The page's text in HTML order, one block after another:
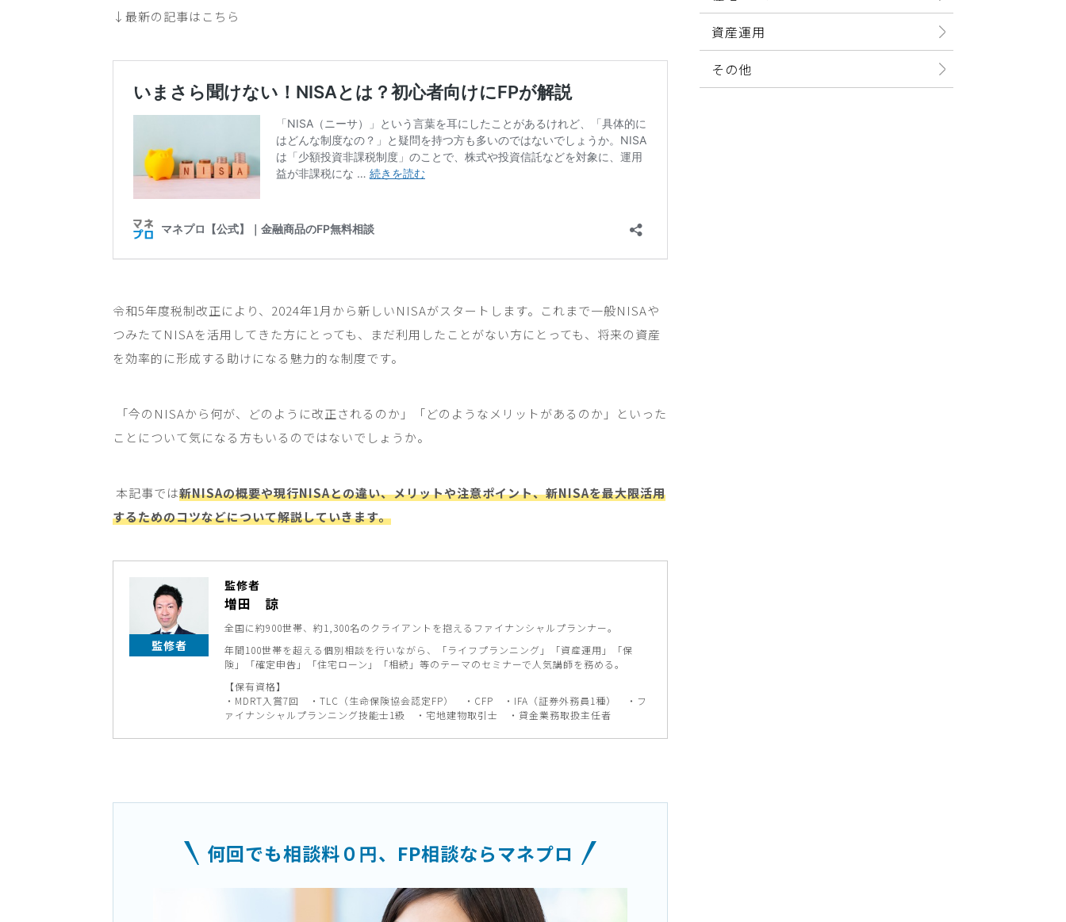
↓最新の記事はこちら
令和5年度税制改正により、 2024年1月から新しいNISAがスタートします。これまで一般NISAや
つみたてNISAを活用してきた方にとっても、まだ利用したことがない方にとっても、将来の資産
を効率的に形成する助けになる魅力的な制度です。
「今の NISAから何が、どのように改正されるのか」「どのようなメリットがあるのか」といった
ことについて気になる方もいるのではないでしょうか。
本記事では新NISAの概要や現行NISAとの違い、メリットや注意ポイント、新NISAを最大限活用
するためのコツなどについて解説していきます。
監修者
監修者
増田 諒
全国に約900世帯、約1,300名のクライアントを抱えるファイナンシャルプランナー。
年間100世帯を超える個別相談を行いながら、「ライフプランニング」「資産運用」「保
険」「確定申告」「住宅ローン」「相続」等のテーマのセミナーで人気講師を務める。
【保有資格】
・MDRT入賞7回 ・TLC（生命保険協会認定FP） ・CFP ・IFA（証券外務員1種） ・フ
ァイナンシャルプランニング技能士1級 ・宅地建物取引士 ・貸金業務取扱主任者
何回でも相談料０円、 FP相談ならマネプロ
資産運用
その他